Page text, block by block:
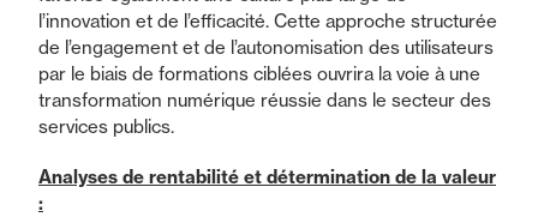
l’innovation et de l’efficacité. Cette approche structurée
de l’engagement et de l’autonomisation des utilisateurs
par le biais de formations ciblées ouvrira la voie à une
transformation numérique réussie dans le secteur des
services publics.
Analyses de rentabilité et détermination de la valeur
: